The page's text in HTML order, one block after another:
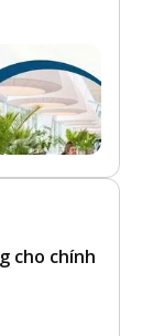
cho chính